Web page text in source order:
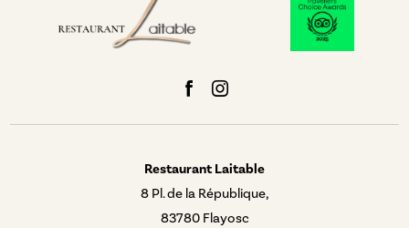
Restaurant Laitable
8 Pl. de la République,
83780 Flayosc